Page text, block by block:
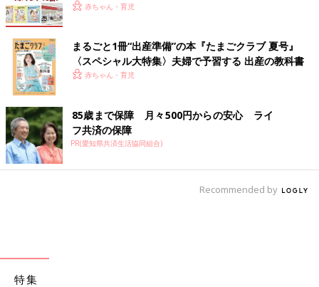
赤ちゃん・育児
まるごと1冊“出産準備”の本『たまごクラブ 夏号』
〈スペシャル大特集〉夫婦で予習する 出産の教科書
赤ちゃん・育児
85歳まで保障 月々500円からの安心 ライ
フ共済の保障
PR(愛知県共済生活協同組合)
Recommended by
特集